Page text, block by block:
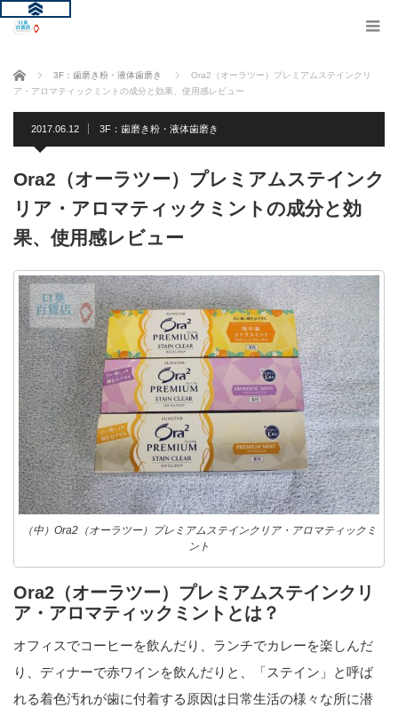
ホーム 3F：歯磨き粉・液体歯磨き
Ora2（オーラツー）プレミアムステインクリ
ア・アロマティックミントの成分と効果、使用感レビュー
2017.06.12 3F：歯磨き粉・液体歯磨き
Ora2（オーラツー）プレミアムステインク
リア・アロマティックミントの成分と効
果、使用感レビュー
（中）Ora2（オーラツー）プレミアムステインクリア・アロマティックミ
ント
Ora2（オーラツー）プレミアムステインクリ
ア・アロマティックミントとは？
オフィスでコーヒーを飲んだり、ランチでカレーを楽しんだ
り、ディナーで赤ワインを飲んだりと、「ステイン」と呼ば
れる着色汚れが歯に付着する原因は日常生活の様々な所に潜